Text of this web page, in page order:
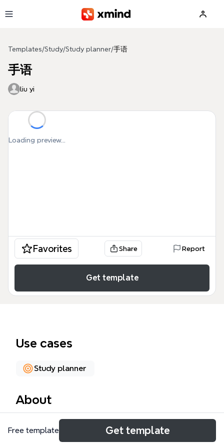
Templates/Study/Study planner/手语
手语
liu yi
Loading preview...
Favorites Share Report
Get template
Use cases
Study planner
About
この「平仮名 ひらがな 📖 手語の指文字」マインドマ
ップテンプレートは、手話学習者がひらがなの指文字
Free template Get template